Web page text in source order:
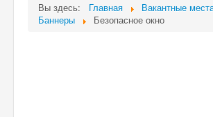
Вы здесь: Главная
Вакантные
Баннеры
Безопасное окно